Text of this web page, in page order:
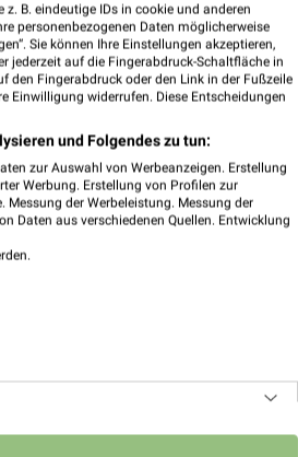
Freilassing
B. eindeutige IDs in cookie und anderen
personenbezogenen Daten möglicherweise
Sie können Ihre Einstellungen akzeptieren,
jederzeit auf die Fingerabdruck-Schaltfläche in
den Fingerabdruck oder den Link in der Fußzeile
Einwilligung widerrufen. Diese Entscheidungen
und Folgendes zu tun:
zur Auswahl von Werbeanzeigen. Erstellung
Werbung. Erstellung von Profilen zur
der Werbeleistung. Messung der
Daten aus verschiedenen Quellen. Entwicklung